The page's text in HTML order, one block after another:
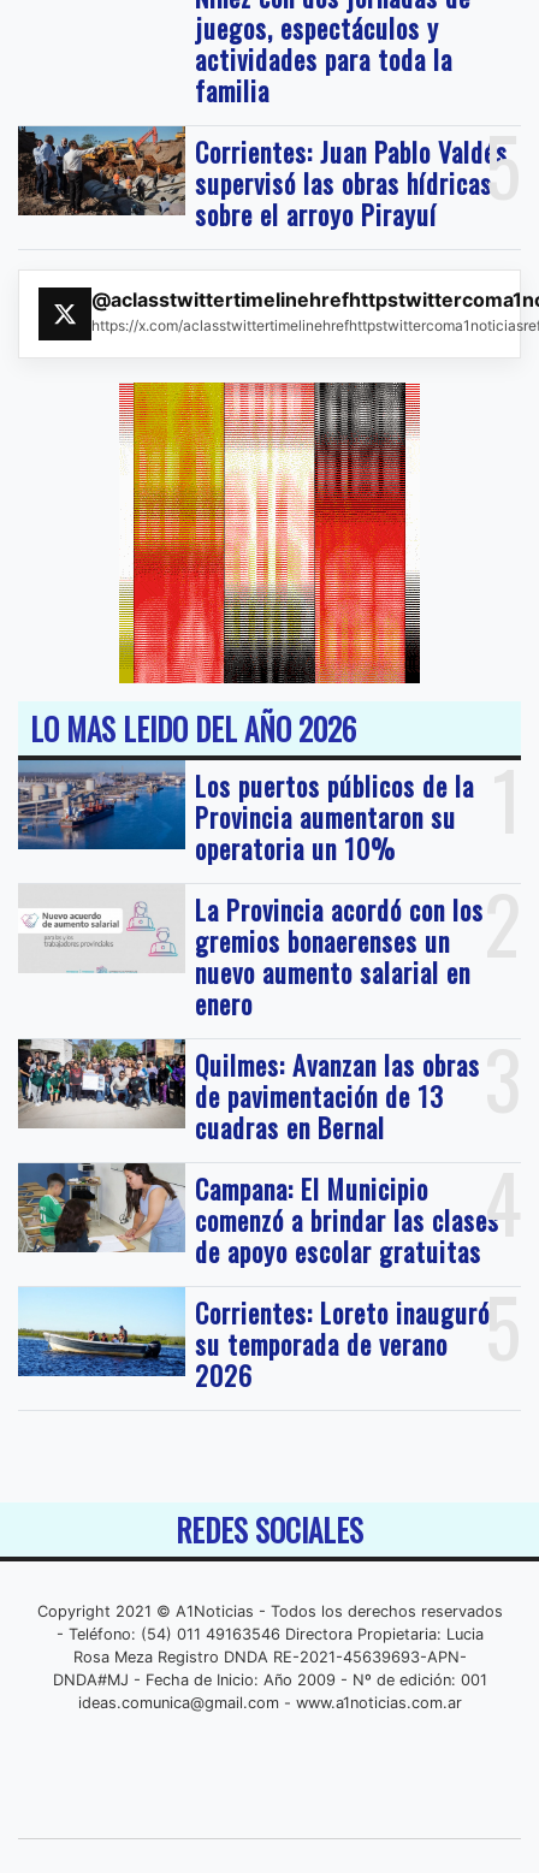
juegos, espectáculos y
actividades para toda la
familia
5
Corrientes: Juan Pablo Valdés
supervisó las obras hídricas
sobre el arroyo Pirayuí
https://x.com/
LO MAS LEIDO DEL AÑO 2026
1
Los puertos públicos de la
Provincia aumentaron su
operatoria un 10%
2
La Provincia acordó con los
gremios bonaerenses un
nuevo aumento salarial en
enero
3
Quilmes: Avanzan las obras
de pavimentación de 13
cuadras en Bernal
4
Campana: El Municipio
comenzó a brindar las clases
de apoyo escolar gratuitas
5
Corrientes: Loreto inauguró
su temporada de verano
2026
REDES SOCIALES
Copyright 2021 © A1Noticias - Todos los derechos reservados
- Teléfono: (54) 011 49163546 Directora Propietaria: Lucia
Rosa Meza Registro DNDA RE-2021-45639693-APN-
DNDA#MJ - Fecha de Inicio: Año 2009 - Nº de edición: 001
ideas.comunica@gmail.com- www.a1noticias.com.ar